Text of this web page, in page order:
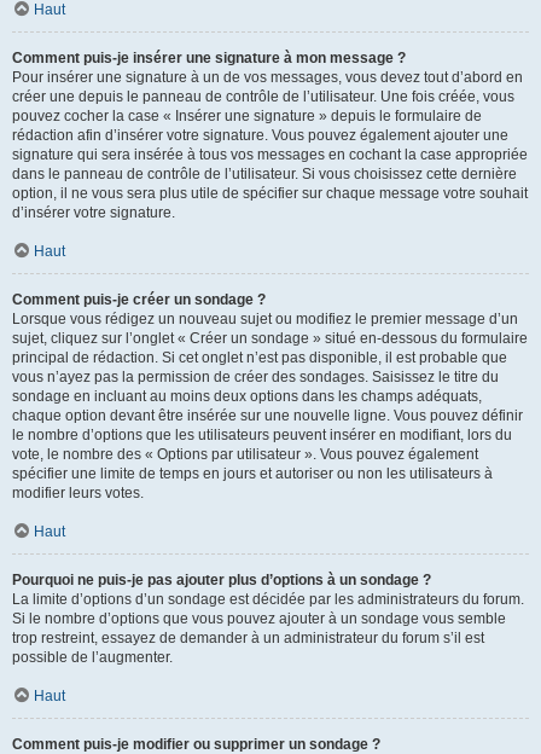
Haut
Comment puis-je insérer une signature à mon message ?
Pour insérer une signature à un de vos messages, vous devez tout d’abord en
créer une depuis le panneau de contrôle de l’utilisateur. Une fois créée, vous
pouvez cocher la case « Insérer une signature » depuis le formulaire de
rédaction afin d’insérer votre signature. Vous pouvez également ajouter une
signature qui sera insérée à tous vos messages en cochant la case appropriée
dans le panneau de contrôle de l’utilisateur. Si vous choisissez cette dernière
option, il ne vous sera plus utile de spécifier sur chaque message votre souhait
d’insérer votre signature.
Haut
Comment puis-je créer un sondage ?
Lorsque vous rédigez un nouveau sujet ou modifiez le premier message d’un
sujet, cliquez sur l’onglet « Créer un sondage » situé en-dessous du formulaire
principal de rédaction. Si cet onglet n’est pas disponible, il est probable que
vous n’ayez pas la permission de créer des sondages. Saisissez le titre du
sondage en incluant au moins deux options dans les champs adéquats,
chaque option devant être insérée sur une nouvelle ligne. Vous pouvez définir
le nombre d’options que les utilisateurs peuvent insérer en modifiant, lors du
vote, le nombre des « Options par utilisateur ». Vous pouvez également
spécifier une limite de temps en jours et autoriser ou non les utilisateurs à
modifier leurs votes.
Haut
Pourquoi ne puis-je pas ajouter plus d’options à un sondage ?
La limite d’options d’un sondage est décidée par les administrateurs du forum.
Si le nombre d’options que vous pouvez ajouter à un sondage vous semble
trop restreint, essayez de demander à un administrateur du forum s’il est
possible de l’augmenter.
Haut
Comment puis-je modifier ou supprimer un sondage ?